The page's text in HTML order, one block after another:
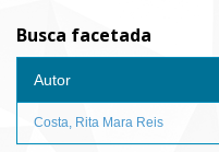
Busca facetada
Autor
Costa, Rita Mara Reis